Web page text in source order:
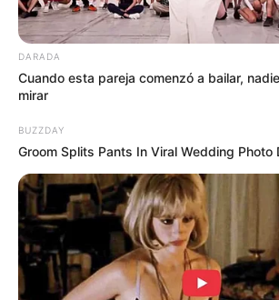
Ya empezó el
conflicto.
la hija menor
Rubby le
contundente
hija mayor
DARADA
Cuando esta pareja comenzó a bailar,
mirar
BUZZDAY
Groom Splits Pants In Viral Wedding Photo